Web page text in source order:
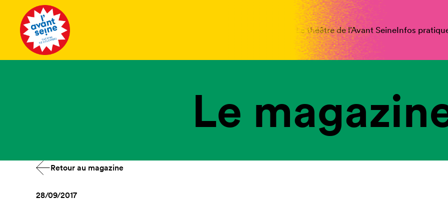
Le théâtre de l’Avant SeineInfos
Le
Retour au magazine
28/09/2017